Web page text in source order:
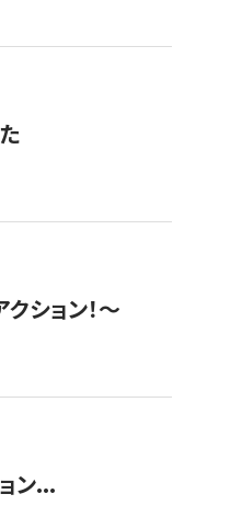
ション！〜
ン...